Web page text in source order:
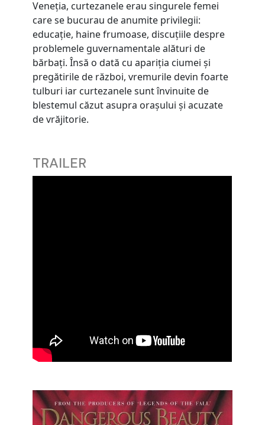
Veneția, curtezanele erau singurele femei
care se bucurau de anumite privilegii:
educație, haine frumoase, discuțiile despre
problemele guvernamentale alături de
bărbați. Însă o dată cu apariția ciumei și
pregătirile de război, vremurile devin foarte
tulburi iar curtezanele sunt învinuite de
blestemul căzut asupra orașului și acuzate
de vrăjitorie.
TRAILER